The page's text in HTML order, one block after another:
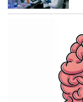
AI
ನಾಲ್ಕು
ಒಂದು